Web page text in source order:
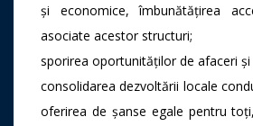
și economice, îmbunătățirea
asociate acestor structuri;
sporirea oportunităților de afaceri și
consolidarea dezvoltării locale
oferirea de șanse egale pentru